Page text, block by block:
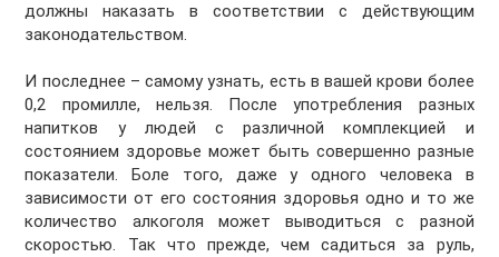
должны наказать в соответствии с действующим
законодательством.
И последнее – самому узнать, есть в вашей крови более
0,2 промилле, нельзя. После употребления разных
напитков у людей с различной комплекцией и
состоянием здоровье может быть совершенно разные
показатели. Боле того, даже у одного человека в
зависимости от его состояния здоровья одно и то же
количество алкоголя может выводиться с разной
скоростью. Так что прежде, чем садиться за руль,